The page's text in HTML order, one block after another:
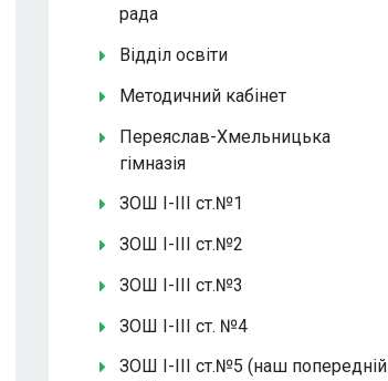
рада
Відділ освіти
Методичний кабінет
Переяслав-Хмельницька
гімназія
ЗОШ І-ІІІ ст.№1
ЗОШ І-ІІІ ст.№2
ЗОШ І-ІІІ ст.№3
ЗОШ І-ІІІ ст. №4
ЗОШ І-ІІІ ст.№5 (наш попередній